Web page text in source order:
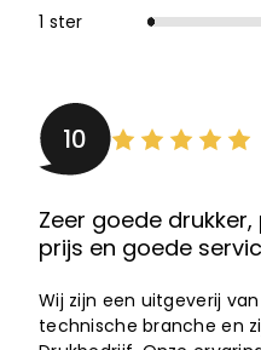
1 ster
10
Zeer goede
prijs en goede
Wij zijn een uitgeverij
technische branche en